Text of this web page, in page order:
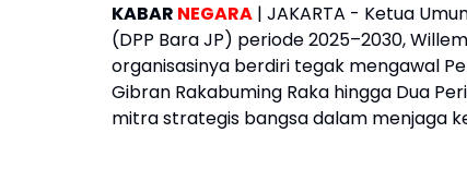
KABAR NEGARA | JAKARTA - Ketua
(DPP Bara JP) periode 2025–2030,
organisasinya berdiri tegak mengawal
Gibran Rakabuming Raka hingga Dua
mitra strategis bangsa dalam menjaga